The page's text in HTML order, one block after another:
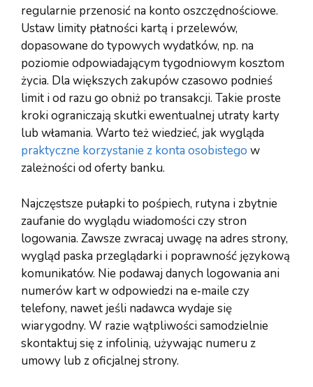
regularnie przenosić na konto oszczędnościowe.
Ustaw limity płatności kartą i przelewów,
dopasowane do typowych wydatków, np. na
poziomie odpowiadającym tygodniowym kosztom
życia. Dla większych zakupów czasowo podnieś
limit i od razu go obniż po transakcji. Takie proste
kroki ograniczają skutki ewentualnej utraty karty
lub włamania. Warto też wiedzieć, jak wygląda
praktyczne korzystanie z konta osobistego w
zależności od oferty banku.
Najczęstsze pułapki to pośpiech, rutyna i zbytnie
zaufanie do wyglądu wiadomości czy stron
logowania. Zawsze zwracaj uwagę na adres strony,
wygląd paska przeglądarki i poprawność językową
komunikatów. Nie podawaj danych logowania ani
numerów kart w odpowiedzi na e‑maile czy
telefony, nawet jeśli nadawca wydaje się
wiarygodny. W razie wątpliwości samodzielnie
skontaktuj się z infolinią, używając numeru z
umowy lub z oficjalnej strony.